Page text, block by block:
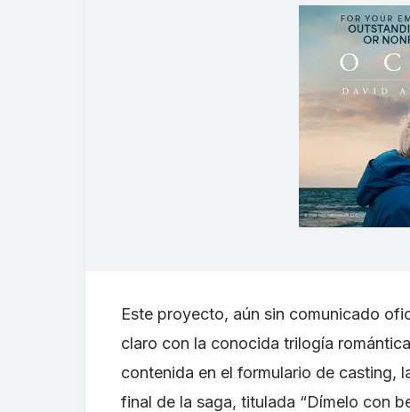
Este proyecto, aún sin comunicado
claro con la conocida trilogía
contenida en el formulario de casting,
final de la saga, titulada “Dímelo con